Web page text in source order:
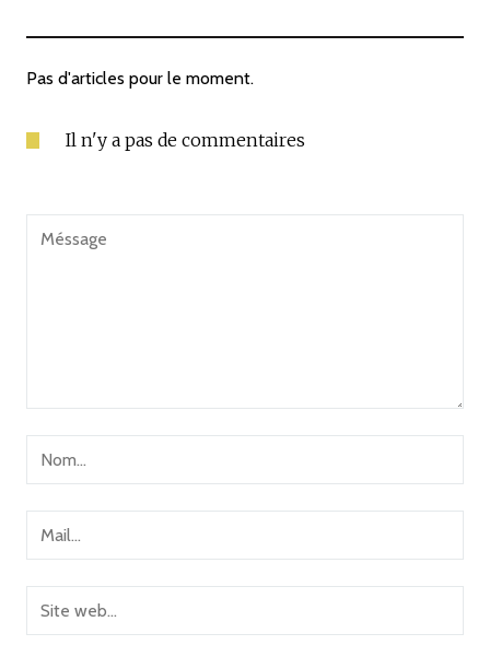
Pas d'articles pour le moment.
Il n'y a pas de commentaires